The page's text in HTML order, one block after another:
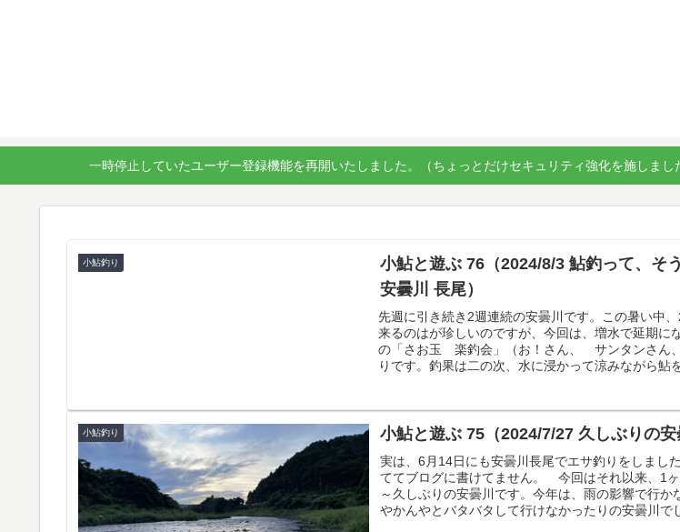
一時停止していたユーザー登録機能を再開いたしました。（ちょっとだけセキュリティ強化を施しま
小鮎釣り
小鮎と遊ぶ 76（2024/8/3 鮎釣って、そ
安曇川 長尾）
先週に引き続き2週連続の安曇川です。この暑い中
来るのはが珍しいのですが、今回は、増水で延期に
の「さお玉 楽釣会」（お！さん、 サンタンさん
りです。釣果は二の次、水に浸かって涼みながら鮎
小鮎釣り 小鮎と遊ぶ 75（2024/7/27 久しぶりの安
実は、6月14日にも安曇川長尾でエサ釣りをしまし
ててブログに書けてません。 今回はそれ以来、1
～久しぶりの安曇川です。今年は、雨の影響で行か
やかんやとバタバタして行けなかったりの安曇川で